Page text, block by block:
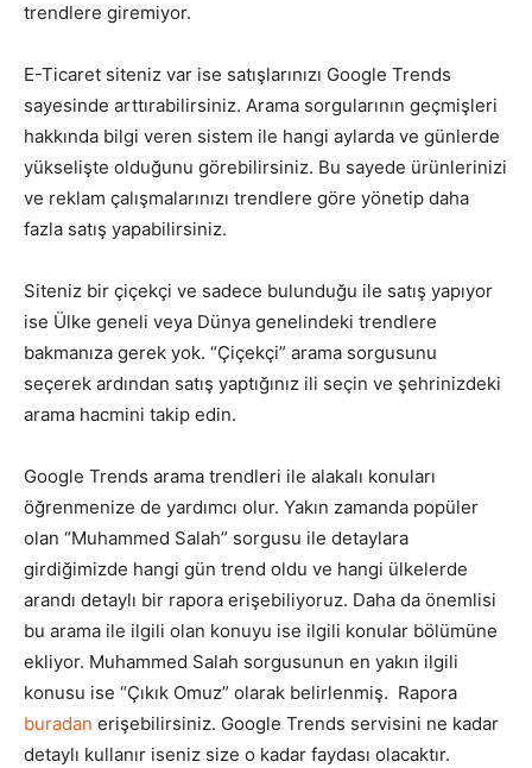
trendlere giremiyor.
E-Ticaret siteniz var ise satışlarınızı Google Trends
sayesinde arttırabilirsiniz. Arama sorgularının geçmişleri
hakkında bilgi veren sistem ile hangi aylarda ve günlerde
yükselişte olduğunu görebilirsiniz. Bu sayede ürünlerinizi
ve reklam çalışmalarınızı trendlere göre yönetip daha
fazla satış yapabilirsiniz.
Siteniz bir çiçekçi ve sadece bulunduğu ile satış yapıyor
ise Ülke geneli veya Dünya genelindeki trendlere
bakmanıza gerek yok. “Çiçekçi” arama sorgusunu
seçerek ardından satış yaptığınız ili seçin ve şehrinizdeki
arama hacmini takip edin.
Google Trends arama trendleri ile alakalı konuları
öğrenmenize de yardımcı olur. Yakın zamanda popüler
olan “Muhammed Salah” sorgusu ile detaylara
girdiğimizde hangi gün trend oldu ve hangi ülkelerde
arandı detaylı bir rapora erişebiliyoruz. Daha da önemlisi
bu arama ile ilgili olan konuyu ise ilgili konular bölümüne
ekliyor. Muhammed Salah sorgusunun en yakın ilgili
konusu ise “Çıkık Omuz” olarak belirlenmiş. Rapora
buradan erişebilirsiniz. Google Trends servisini ne kadar
detaylı kullanır iseniz size o kadar faydası olacaktır.